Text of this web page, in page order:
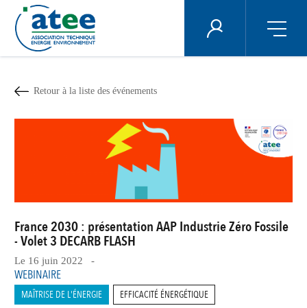
contenu
principal
ÉNERGIE PLUS
Retour à la liste des événements
France 2030 : présentation AAP Industrie Zéro Fossile
- Volet 3 DECARB FLASH
Le 16 juin 2022 -
WEBINAIRE
MAÎTRISE DE L'ÉNERGIE
EFFICACITÉ ÉNERGÉTIQUE
Panneau de gestion des cookies